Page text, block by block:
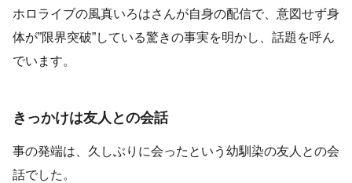
ホロライブの風真いろはさんが自身の配信で、意図せず身
体が”限界突破”している驚きの事実を明かし、話題を呼ん
でいます。
きっかけは友人との会話
事の発端は、久しぶりに会ったという幼馴染の友人との会
話でした。